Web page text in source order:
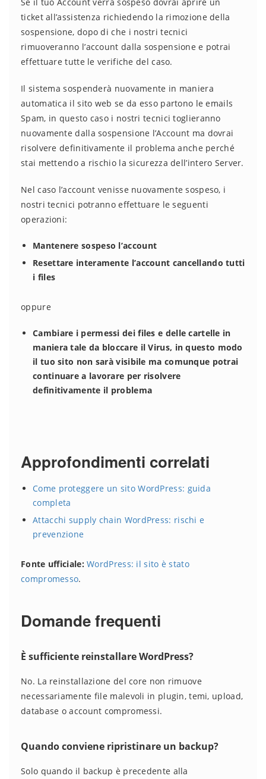
ticket all’assistenza richiedendo la rimozione della
sospensione, dopo di che i nostri tecnici
rimuoveranno l’account dalla sospensione e potrai
effettuare tutte le verifiche del caso.
Il sistema sospenderà nuovamente in maniera
automatica il sito web se da esso partono le emails
Spam, in questo caso i nostri tecnici toglieranno
nuovamente dalla sospensione l’Account ma dovrai
risolvere definitivamente il problema anche perché
stai mettendo a rischio la sicurezza dell’intero Server.
Nel caso l’account venisse nuovamente sospeso, i
nostri tecnici potranno effettuare le seguenti
operazioni:
Mantenere sospeso l’account
Resettare interamente l’account cancellando tutti
i files
oppure
Cambiare i permessi dei files e delle cartelle in
maniera tale da bloccare il Virus, in questo modo
il tuo sito non sarà visibile ma comunque potrai
continuare a lavorare per risolvere
definitivamente il problema
Approfondimenti correlati
Come proteggere un sito WordPress: guida
completa
Attacchi supply chain WordPress: rischi e
prevenzione
Fonte ufficiale: WordPress: il sito è stato
compromesso.
Domande frequenti
È sufficiente reinstallare WordPress?
No. La reinstallazione del core non rimuove
necessariamente file malevoli in plugin, temi, upload,
database o account compromessi.
Quando conviene ripristinare un backup?
Solo quando il backup è precedente alla